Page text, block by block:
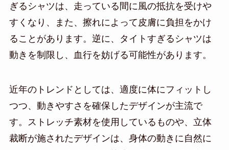
ぎるシャツは、走っている間に風の抵抗を受けや
すくなり、また、擦れによって皮膚に負担をかけ
ることがあります。逆に、タイトすぎるシャツは
動きを制限し、血行を妨げる可能性があります。
近年のトレンドとしては、適度に体にフィットし
つつ、動きやすさを確保したデザインが主流で
す。ストレッチ素材を使用しているものや、立体
裁断が施されたデザインは、身体の動きに自然に